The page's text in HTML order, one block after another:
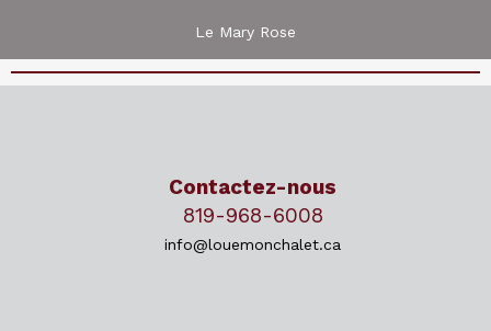
Le Mary Rose
Contactez-nous
819-968-6008
info@louemonchalet.ca